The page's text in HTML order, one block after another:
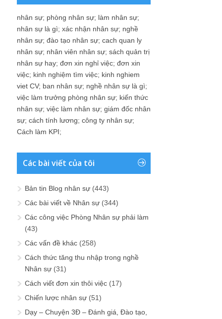
nhân sự; phòng nhân sự; làm nhân sự;
nhân sự là gì; xác nhận nhân sự; nghề
nhân sự; đào tạo nhân sự; cach quan ly
nhân sự; nhân viên nhân sự; sách quản trị
nhân sự hay; đơn xin nghỉ việc; đơn xin
việc; kinh nghiệm tìm việc; kinh nghiem
viet CV; ban nhân sự; nghề nhân sự là gì;
việc làm trưởng phòng nhân sự; kiến thức
nhân sự; việc làm nhân sự; giám đốc nhân
sự; cách tính lương; công ty nhân sự;
Cách làm KPI;
Các bài viết của tôi
Bản tin Blog nhân sự (443)
Các bài viết về Nhân sự (344)
Các công việc Phòng Nhân sự phải làm
(43)
Các vấn đề khác (258)
Cách thức tăng thu nhập trong nghề
Nhân sự (31)
Cách viết đơn xin thôi việc (17)
Chiến lược nhân sự (51)
Dạy – Chuyện 3Đ – Đánh giá, Đào tạo,